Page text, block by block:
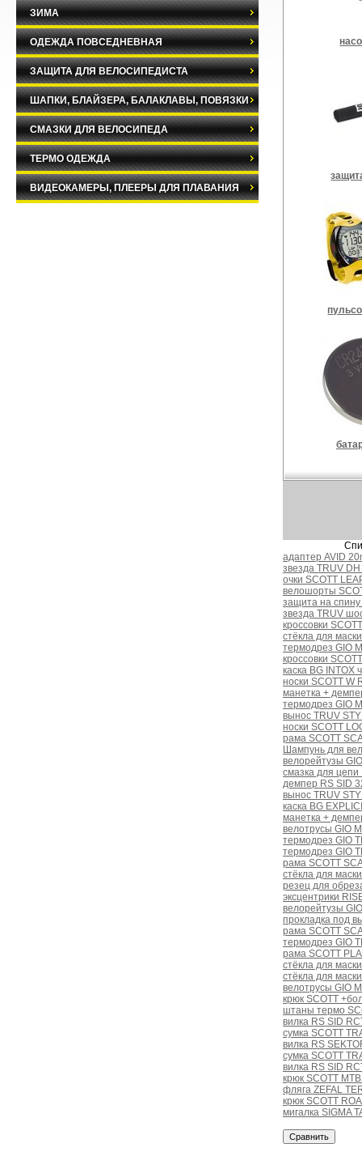
адаптер AVID
звезда TRUV
очки SCOTT
велошорты
защита на спину
звезда TRUV
кроссовки
стёкла для
термодрез GIO
кроссовки
каска BG INTOX
носки SCOTT W
манетка +
термодрез GIO
вынос TRUV
носки SCOTT
рама SCOTT
Шампунь для
велорейтузы
смазка для цепи
демпер RS SID
вынос TRUV
каска BG
манетка +
велотрусы GIO
термодрез GIO
термодрез GIO
рама SCOTT
стёкла для
резец для
эксцентрики
велорейтузы
прокладка под
рама SCOTT
термодрез GIO
рама SCOTT
стёкла для
стёкла для
велотрусы GIO
крюк SCOTT
штаны термо
вилка RS SID
сумка SCOTT
вилка RS
сумка SCOTT
вилка RS SID
крюк SCOTT
фляга ZEFAL
крюк SCOTT
мигалка SIGMA
ЗИМА
ОДЕЖДА ПОВСЕДНЕВНАЯ
ЗАЩИТА ДЛЯ ВЕЛОСИПЕДИСТА
ШАПКИ, БЛАЙЗЕРА, БАЛАКЛАВЫ, ПОВЯЗКИ
СМАЗКИ ДЛЯ ВЕЛОСИПЕДА
ТЕРМО ОДЕЖДА
ВИДЕОКАМЕРЫ, ПЛЕЕРЫ ДЛЯ ПЛАВАНИЯ